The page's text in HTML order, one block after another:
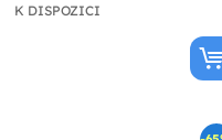
K DISPOZICI